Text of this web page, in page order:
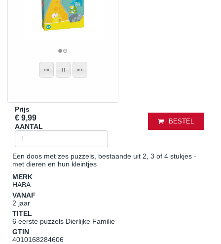
Prijs
€ 9,99
AANTAL
BESTEL
Een doos met zes puzzels, bestaande uit 2, 3 of 4 stukjes -
met dieren en hun kleintjes
MERK
HABA
VANAF
2 jaar
TITEL
6 eerste puzzels Dierlijke Familie
GTIN
4010168284606